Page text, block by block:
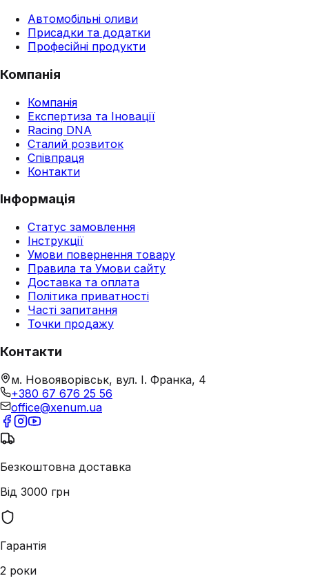
Автомобільні оливи
Присадки та додатки
Професійні продукти
Компанія
Компанія
Експертиза та Іновації
Racing DNA
Сталий розвиток
Співпраця
Контакти
Інформація
Статус замовлення
Інструкції
Умови повернення товару
Правила та Умови сайту
Доставка та оплата
Політика приватності
Часті запитання
Точки продажу
Контакти
м. Новояворівськ, вул. І. Франка, 4
+380 67 676 25 56
office@xenum.ua
Безкоштовна доставка
Від 3000 грн
Гарантія
2 роки